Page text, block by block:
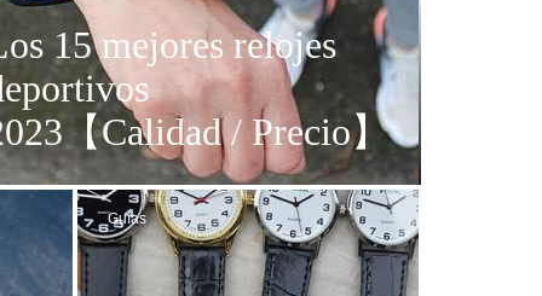
15 mejores relojes
【Calidad / Precio】
Guías